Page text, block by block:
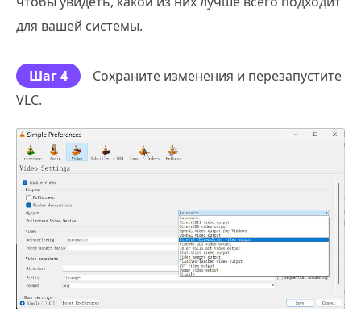
для вашей системы.
Шаг 4
Сохраните изменения и перезапустите
VLC.